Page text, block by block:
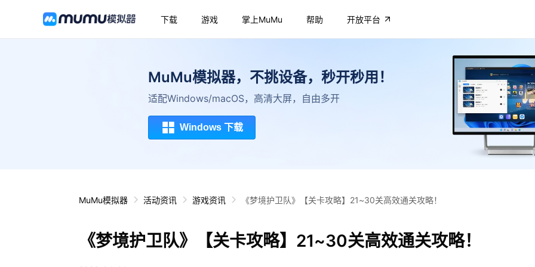
下载 游戏 掌上MuMu 帮助 开放平台
MuMu模拟器，不挑设备，秒开秒用！
适配Windows/macOS，高清大屏，自由多开
Windows 下载
MuMu模拟器 活动资讯 游戏资讯 《梦境护卫队》【关卡攻略】21~30关高效通关攻略！
《梦境护卫队》【关卡攻略】21~30关高效通关攻略！